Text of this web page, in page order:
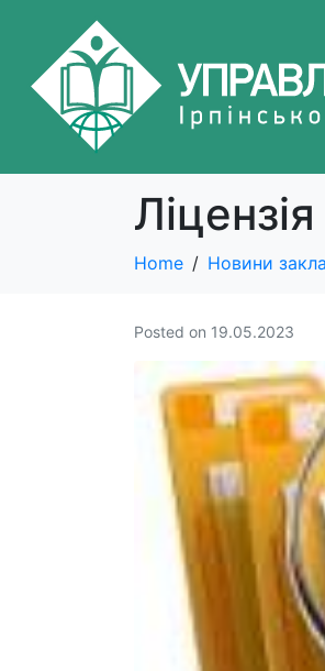
Ліцензія
Home Новини
Posted on 19.05.2023